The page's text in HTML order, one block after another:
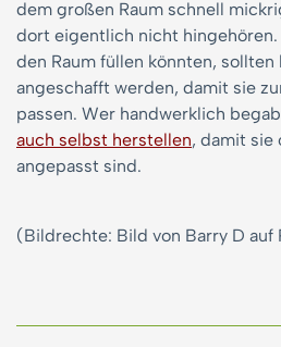
dem großen Raum schnell
dort eigentlich nicht
den Raum füllen könnten,
angeschafft werden, damit sie
passen. Wer handwerklich
auch selbst herstellen, damit sie
angepasst sind.
(Bildrechte: Bild von Barry D auf